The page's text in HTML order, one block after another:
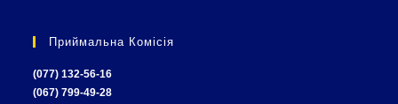
Приймальна Комісія
(077) 132-56-16
(067) 799-49-28